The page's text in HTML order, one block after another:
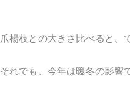
爪楊枝との大きさ比べると、
それでも、今年は暖冬の影響